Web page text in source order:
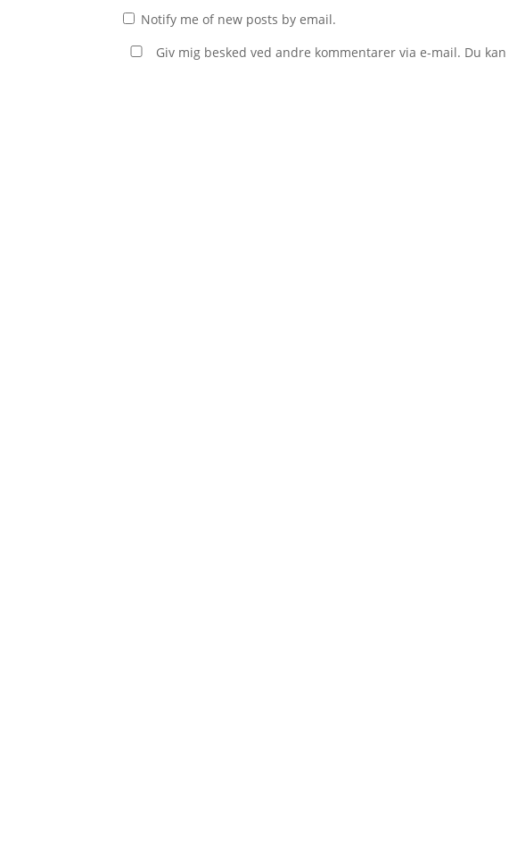
Notify me of new posts by email.
Giv mig besked ved andre kommentarer via e-mail. Du